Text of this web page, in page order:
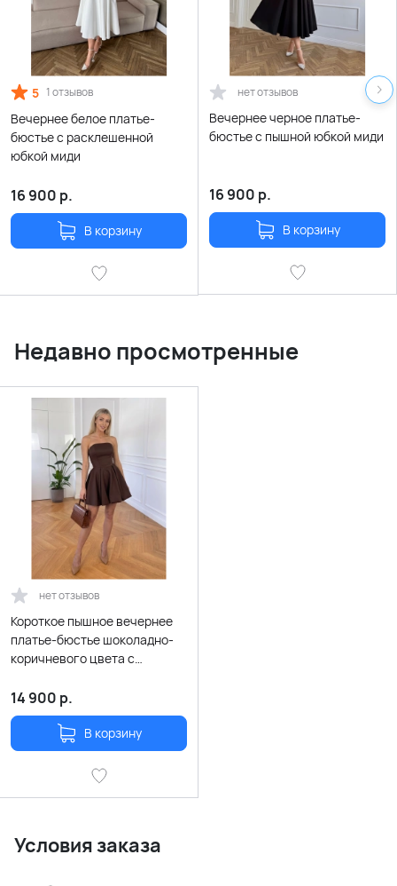
5 1 отзывов
Вечернее белое платье-
бюстье с расклешенной
юбкой миди
16 900 р.
В корзину
нет отзывов
Вечернее черное платье-
бюстье с пышной юбкой миди
16 900 р.
В корзину
Недавно просмотренные
нет отзывов
Короткое пышное вечернее
платье-бюстье шоколадно-
коричневого цвета с
14 900 р.
В корзину
Условия заказа